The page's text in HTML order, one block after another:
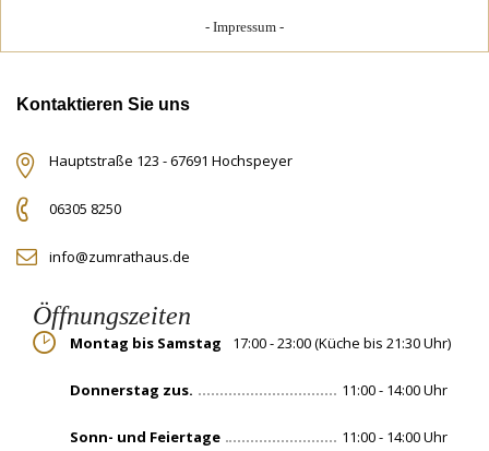
Impressum
Kontaktieren Sie uns
Hauptstraße 123 - 67691 Hochspeyer
06305 8250
info@zumrathaus.de
Öffnungszeiten
Montag bis Samstag 17:00 - 23:00 (Küche bis 21:30 Uhr)
Donnerstag zus. 11:00 - 14:00 Uhr
Sonn- und Feiertage 11:00 - 14:00 Uhr